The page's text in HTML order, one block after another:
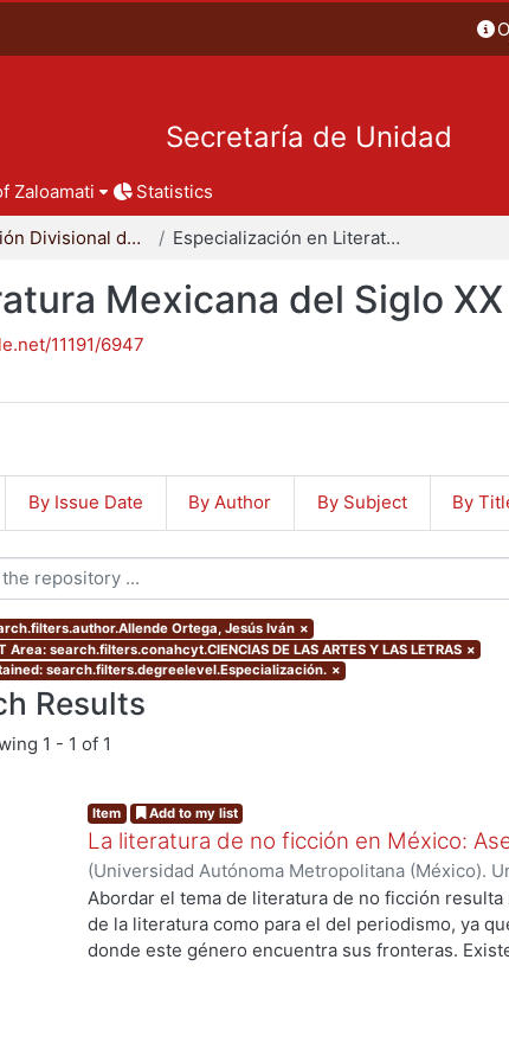
Secretaría de Unidad
Zaloamati Statistics
Coordinación Divisional de Posgrado Especialización en Literatura Mexicana del Siglo XX
Mexicana del Siglo XX
11191/6947
By Issue Date By Author By Subject By
Ortega, Jesús Iván ×
Area: search.filters.conahcyt.CIENCIAS DE LAS ARTES Y LAS LETRAS ×
search.filters.degreelevel.Especialización. ×
Results
1 - 1 of 1
Item Add to my list
La literatura de no ficción en México:
(Universidad Autónoma Metropolitana (México).
de Servicios de Información.,2023-10)Allende
Abordar el tema de literatura de no ficción
de la literatura como para el del periodismo, ya
donde este género encuentra sus fronteras.